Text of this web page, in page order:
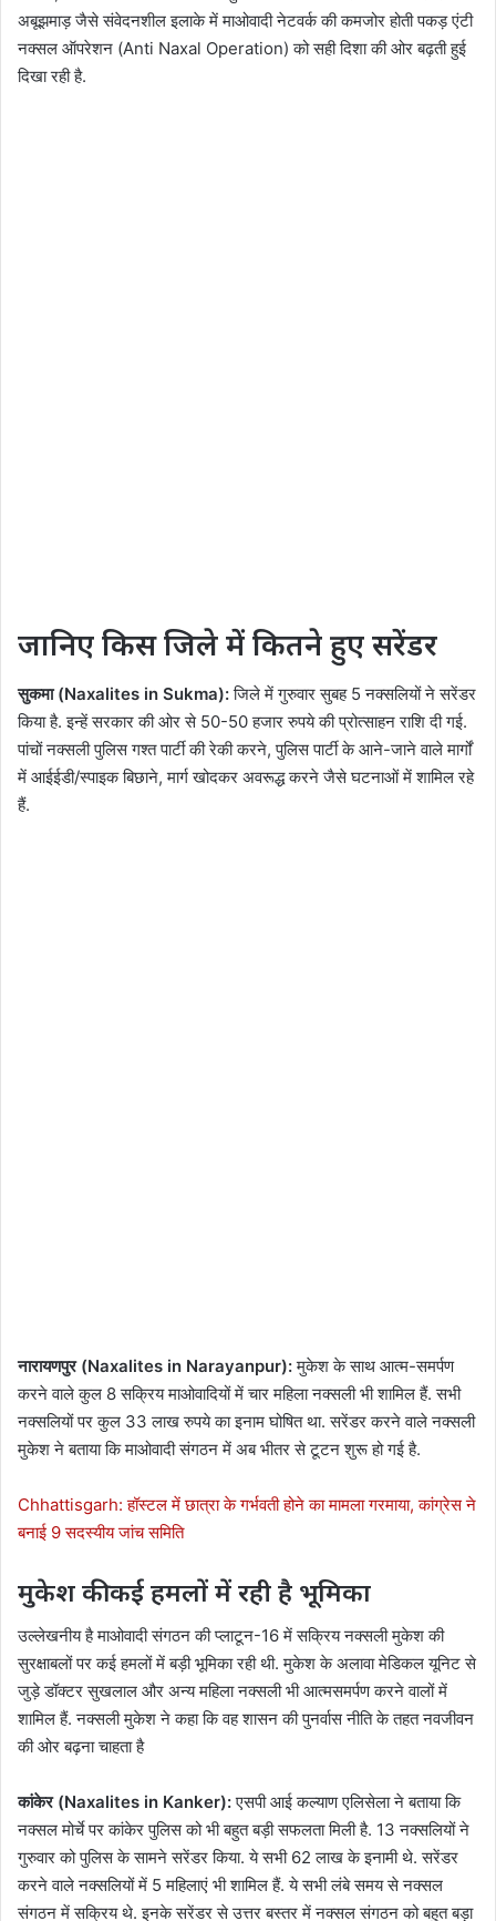
अबूझमाड़ जैसे संवेदनशील इलाके में माओवादी नेटवर्क की कमजोर होती पकड़ एंटी
नक्सल ऑपरेशन (Anti Naxal Operation) को सही दिशा की ओर बढ़ती हुई
दिखा रही है.
जानिए किस जिले में कितने हुए सरेंडर
सुकमा (Naxalites in Sukma):जिले में गुरुवार सुबह 5 नक्सलियों ने सरेंडर
किया है. इन्हें सरकार की ओर से 50-50 हजार रुपये की प्रोत्साहन राशि दी गई.
पांचों नक्सली पुलिस गश्त पार्टी की रेकी करने, पुलिस पार्टी के आने-जाने वाले मार्गों
में आईईडी/स्पाइक बिछाने, मार्ग खोदकर अवरूद्ध करने जैसे घटनाओं में शामिल रहे
हैं.
नारायणपुर (Naxalites in Narayanpur):मुकेश के साथ आत्म-समर्पण
करने वाले कुल 8 सक्रिय माओवादियों में चार महिला नक्सली भी शामिल हैं. सभी
नक्सलियों पर कुल 33 लाख रुपये का इनाम घोषित था. सरेंडर करने वाले नक्सली
मुकेश ने बताया कि माओवादी संगठन में अब भीतर से टूटन शुरू हो गई है.
Chhattisgarh: हॉस्टल में छात्रा के गर्भवती होने का मामला गरमाया, कांग्रेस ने
बनाई 9 सदस्यीय जांच समिति
मुकेश की कई हमलों में रही है भूमिका
उल्लेखनीय है माओवादी संगठन की प्लाटून-16 में सक्रिय नक्सली मुकेश की
सुरक्षाबलों पर कई हमलों में बड़ी भूमिका रही थी. मुकेश के अलावा मेडिकल यूनिट से
जुड़े डॉक्टर सुखलाल और अन्य महिला नक्सली भी आत्मसमर्पण करने वालों में
शामिल हैं. नक्सली मुकेश ने कहा कि वह शासन की पुनर्वास नीति के तहत नवजीवन
की ओर बढ़ना चाहता है
कांकेर (Naxalites in Kanker):एसपी आई कल्याण एलिसेला ने बताया कि
नक्सल मोर्चे पर कांकेर पुलिस को भी बहुत बड़ी सफलता मिली है. 13 नक्सलियों ने
गुरुवार को पुलिस के सामने सरेंडर किया. ये सभी 62 लाख के इनामी थे. सरेंडर
करने वाले नक्सलियों में 5 महिलाएं भी शामिल हैं. ये सभी लंबे समय से नक्सल
संगठन में सक्रिय थे. इनके सरेंडर से उत्तर बस्तर में नक्सल संगठन को बहुत बड़ा